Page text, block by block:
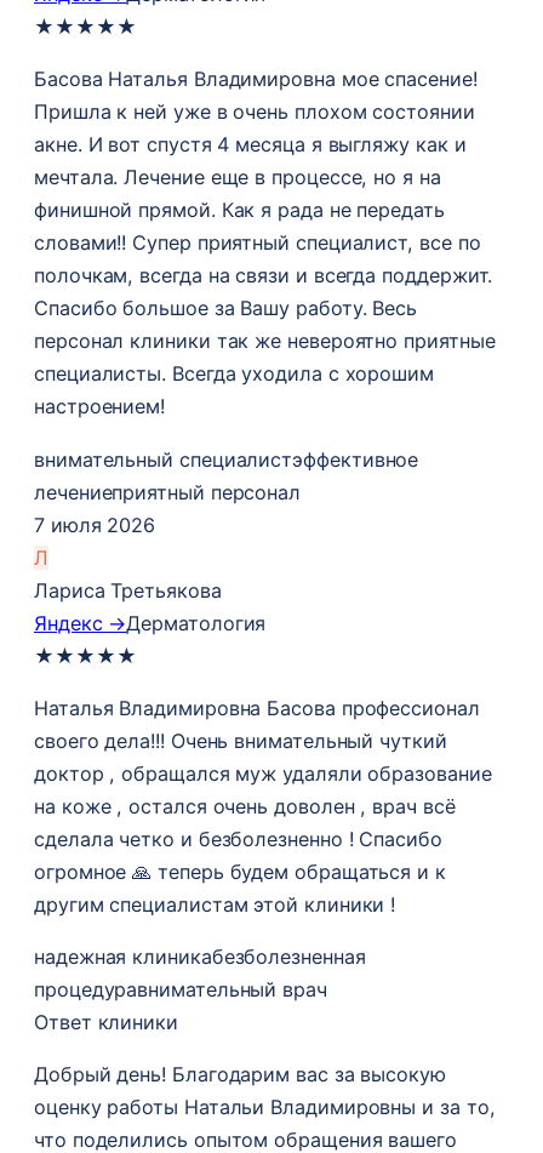
★ ★ ★ ★ ★
Басова Наталья Владимировна мое спасение!
Пришла к ней уже в очень плохом состоянии
акне. И вот спустя 4 месяца я выгляжу как и
мечтала. Лечение еще в процессе, но я на
финишной прямой. Как я рада не передать
словами!! Супер приятный специалист, все по
полочкам, всегда на связи и всегда поддержит.
Спасибо большое за Вашу работу. Весь
персонал клиники так же невероятно приятные
специалисты. Всегда уходила с хорошим
настроением!
внимательный специалистэффективное
лечениeприятный персонал
7 июля 2026
Л
Лариса Третьякова
Яндекс →Дерматология
★ ★ ★ ★ ★
Наталья Владимировна Басова профессионал
своего дела!!! Очень внимательный чуткий
доктор , обращался муж удаляли образование
на коже , остался очень доволен , врач всё
сделала четко и безболезненно ! Спасибо
огромное 🙏 теперь будем обращаться и к
другим специалистам этой клиники !
надежная клиникабезболезненная
процедуравнимательный врач
Ответ клиники
Добрый день! Благодарим вас за высокую
оценку работы Натальи Владимировны и за то,
что поделились опытом обращения вашего